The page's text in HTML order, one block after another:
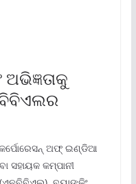
ଅଫ୍ ଇଣ୍ଡିଆ
ସହାୟକ କମ୍ପାନୀ